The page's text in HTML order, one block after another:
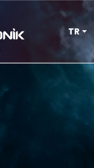
TR